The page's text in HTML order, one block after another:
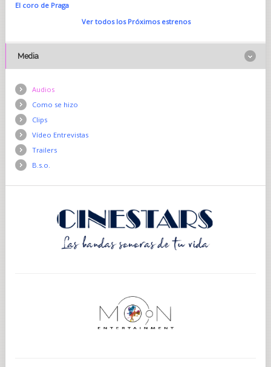
El coro de Praga
Ver todos los Próximos estrenos
Media
Audios
Como se hizo
Clips
Vídeo Entrevistas
Trailers
B.s.o.